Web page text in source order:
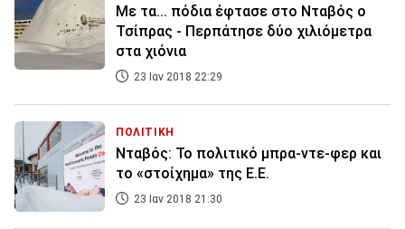
Με τα... πόδια έφτασε στο Νταβός ο
Τσίπρας - Περπάτησε δύο χιλιόμετρα
στα χιόνια
23 Ιαν 2018 22:29
ΠΟΛΙΤΙΚΗ
Νταβός: Το πολιτικό μπρα-ντε-φερ και
το «στοίχημα» της Ε.Ε.
23 Ιαν 2018 21:30